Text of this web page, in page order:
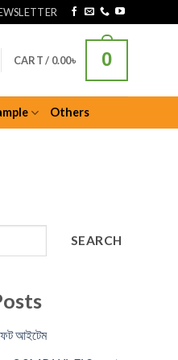
CART / 0.00৳ 0
Others
SEARCH
আইটেম